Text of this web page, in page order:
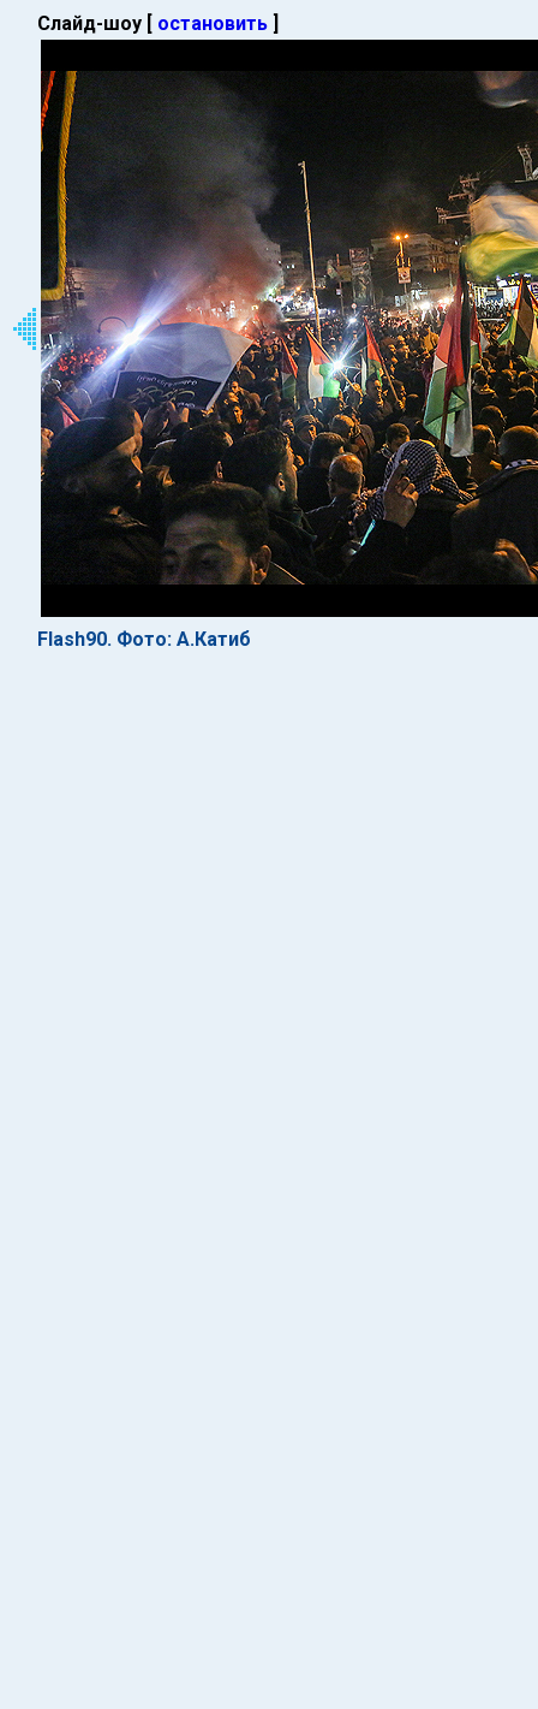
Слайд-шоу [ остановить ]
Flash90. Фото: А.Катиб